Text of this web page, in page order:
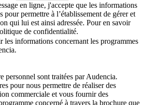
en ligne, j'accepte que les informations
pour permettre à l’établissement de gérer et
qui lui est ainsi adressée. Pour en savoir
de confidentialité.
les informations concernant les programmes
personnel sont traitées par Audencia.
pour nous permettre de réaliser des
commerciale et vous fournir des
concerné à travers la brochure que